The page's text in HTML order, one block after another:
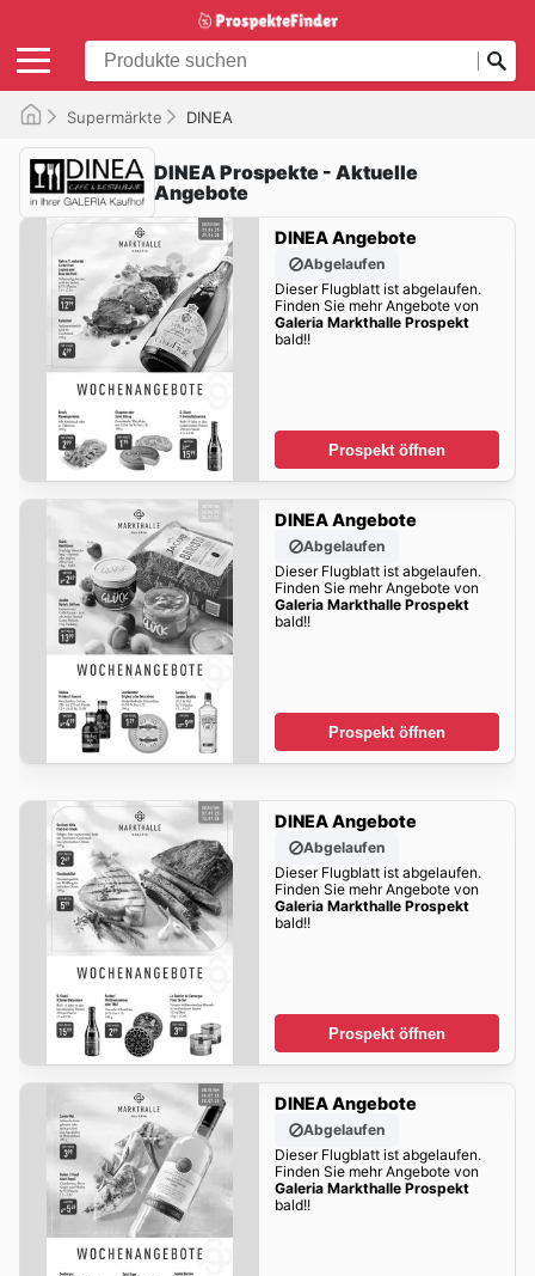
Supermärkte DINEA
DINEA Prospekte - Aktuelle
Angebote
DINEA Angebote
Abgelaufen
Dieser Flugblatt ist abgelaufen.
Finden Sie mehr Angebote von
Galeria Markthalle Prospekt
bald!!
Prospekt öffnen
DINEA Angebote
Abgelaufen
Dieser Flugblatt ist abgelaufen.
Finden Sie mehr Angebote von
Galeria Markthalle Prospekt
bald!!
Prospekt öffnen
DINEA Angebote
Abgelaufen
Dieser Flugblatt ist abgelaufen.
Finden Sie mehr Angebote von
Galeria Markthalle Prospekt
bald!!
Prospekt öffnen
DINEA Angebote
Abgelaufen
Dieser Flugblatt ist abgelaufen.
Finden Sie mehr Angebote von
Galeria Markthalle Prospekt
bald!!